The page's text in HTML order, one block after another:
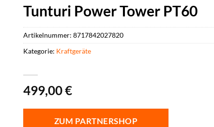
Tunturi Power Tower PT60
499,00€
ZUM PARTNERSHOP
Artikelnummer: 8717842027820
Kategorie: Kraftgeräte